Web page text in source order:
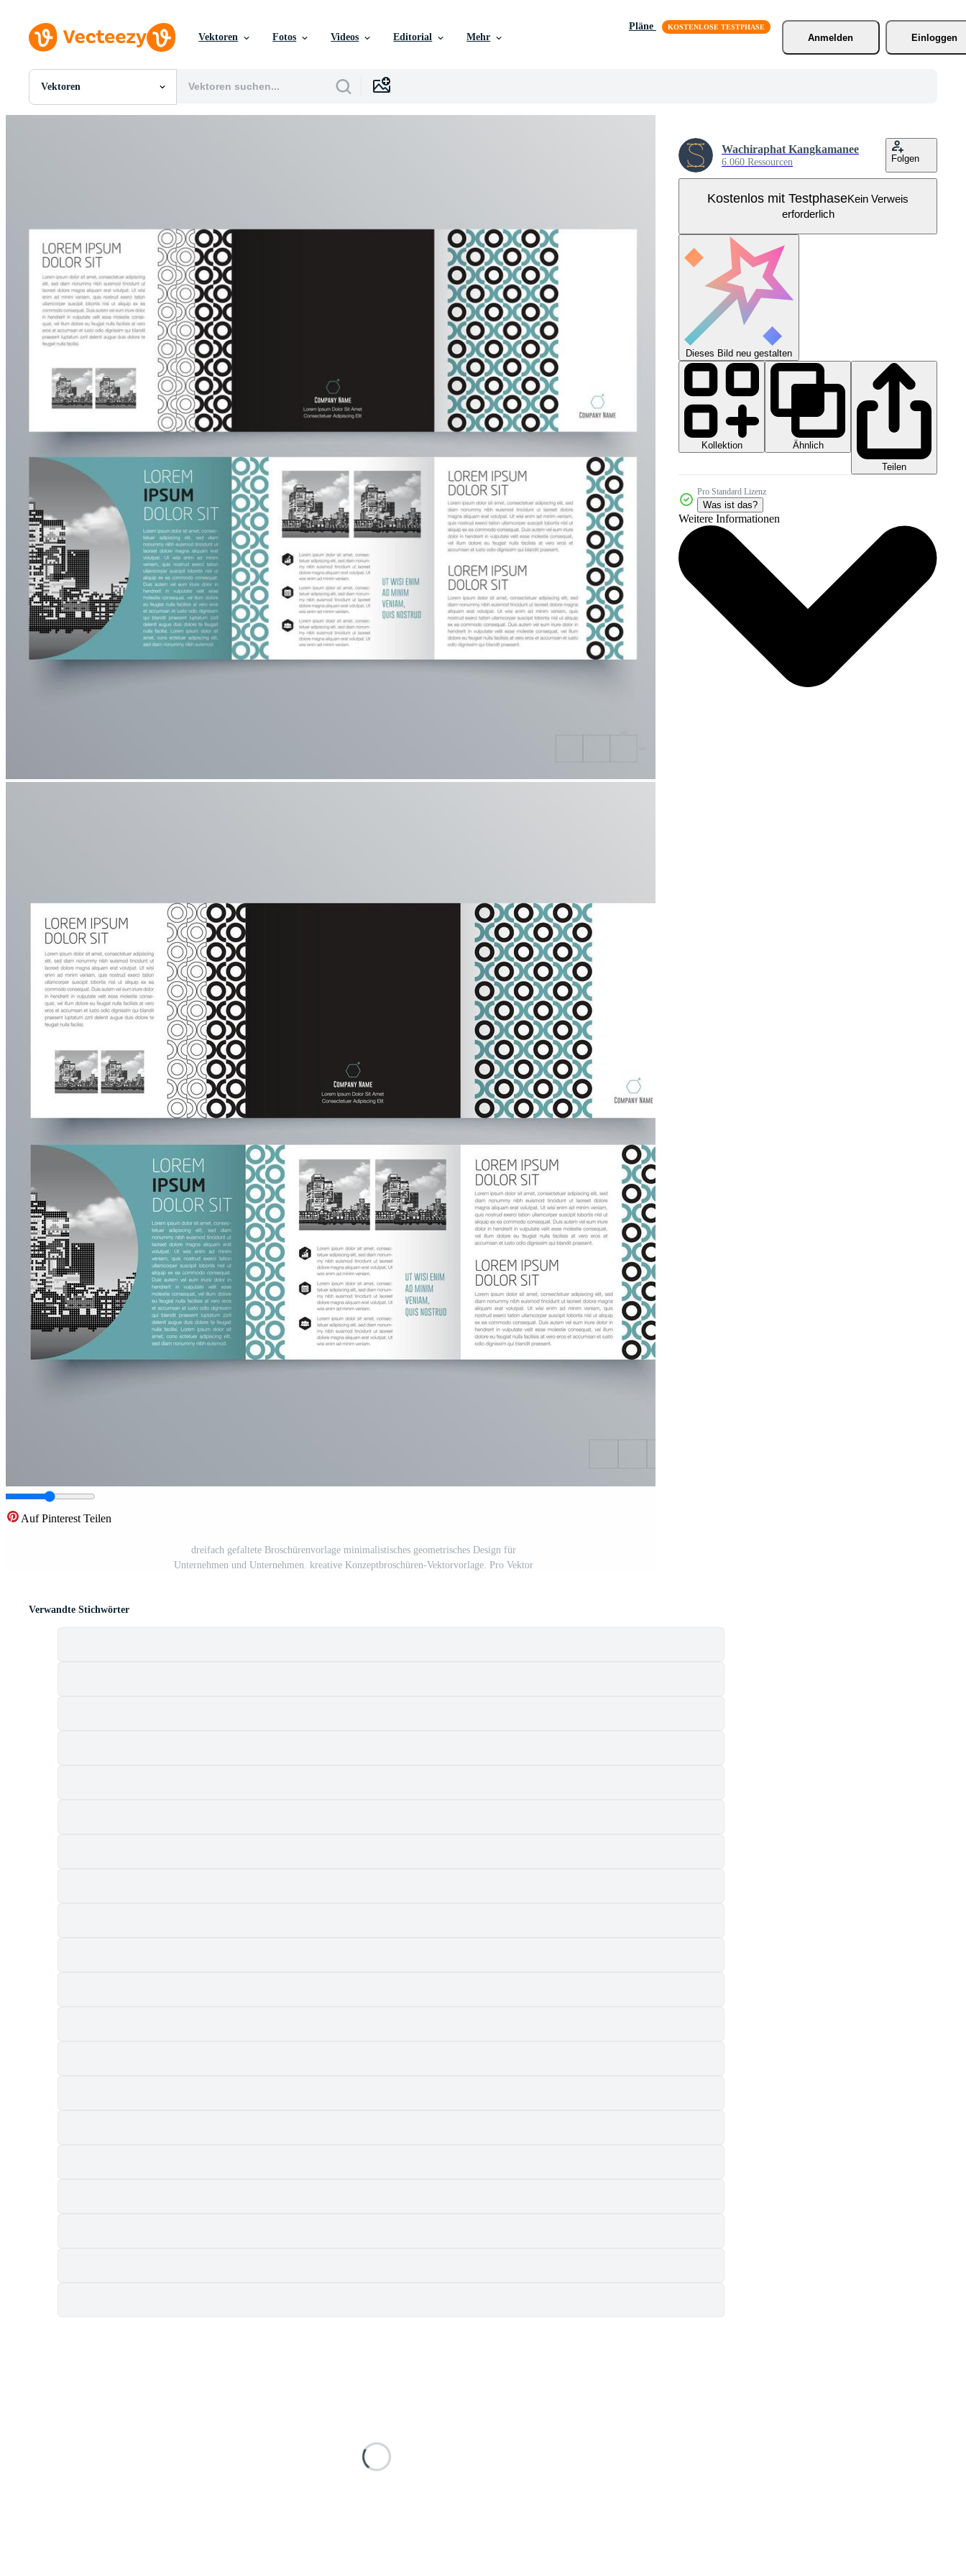
Vektoren Fotos Videos Editorial Mehr
Pläne
Anmelden
Einloggen
Vektoren
Alle Bilder
Redaktionelle Ereignisse
Auf Pinterest Teilen
dreifach gefaltete Broschürenvorlage minimalistisches geometrisches Design für
Unternehmen und Unternehmen. kreative Konzeptbroschüren-Vektorvorlage. Pro Vektor
Wachiraphat Kangkamanee
6.060 Ressourcen Folgen
Kostenlos mit TestphaseKein Verweis
erforderlich
Dieses Bild neu gestalten
Kollektion
Ähnlich
Teilen
Pro Standard Lizenz
Was ist das?
Weitere Informationen
Verwandte Stichwörter